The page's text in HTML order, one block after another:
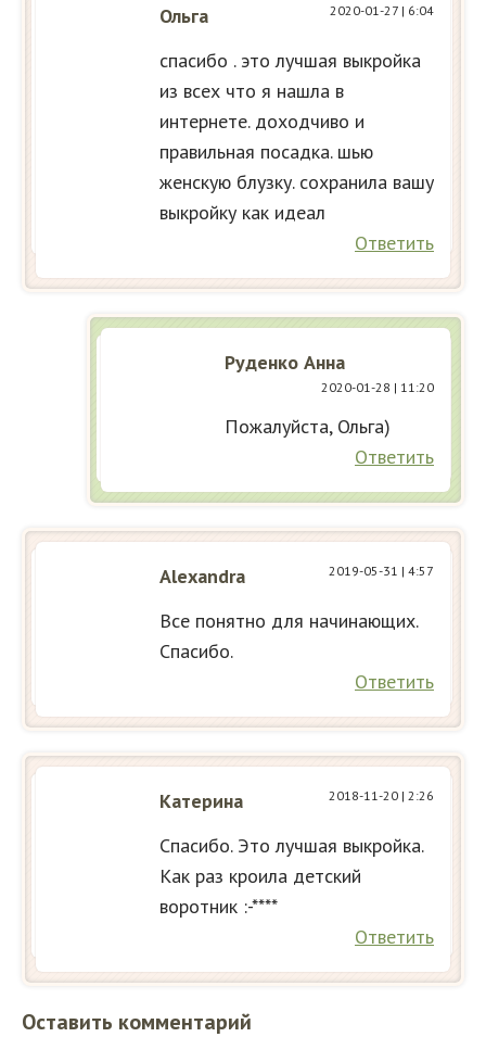
Ольга 2020-01-27 | 6:04
спасибо . это лучшая выкройка
из всех что я нашла в
интернете. доходчиво и
правильная посадка. шью
женскую блузку. сохранила вашу
выкройку как идеал
Ответить
Руденко Анна
2020-01-28 | 11:20
Пожалуйста, Ольга)
Ответить
Alexandra 2019-05-31 | 4:57
Все понятно для начинающих.
Спасибо.
Ответить
Катерина 2018-11-20 | 2:26
Спасибо. Это лучшая выкройка.
Как раз кроила детский
воротник :-****
Ответить
Оставить комментарий